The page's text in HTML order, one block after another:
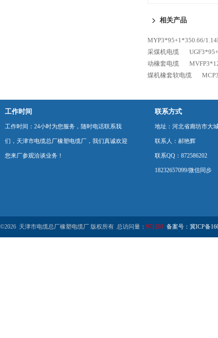
相关产品
MYP3*95+1*350.66/
采煤机电缆
动橡套电缆
煤机橡套软电缆
工作时间
工作时间：24小时为您服务，随时电话联系我
们，天津市电缆总厂橡塑电缆厂，我们真诚欢迎
您来厂参观洽谈业务！
联系方式
地址：河北省廊坊市大
联系人：郝艳辉
联系QQ：872586202
18232657099/微信同步
©2026 天津市电缆总厂橡塑电缆厂 版权所有 总访问量： 971203 备案号：冀ICP备